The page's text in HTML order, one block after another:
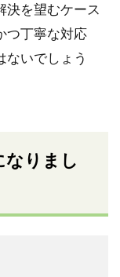
決を望むケース
つ丁寧な対応
ないでしょう
なりまし